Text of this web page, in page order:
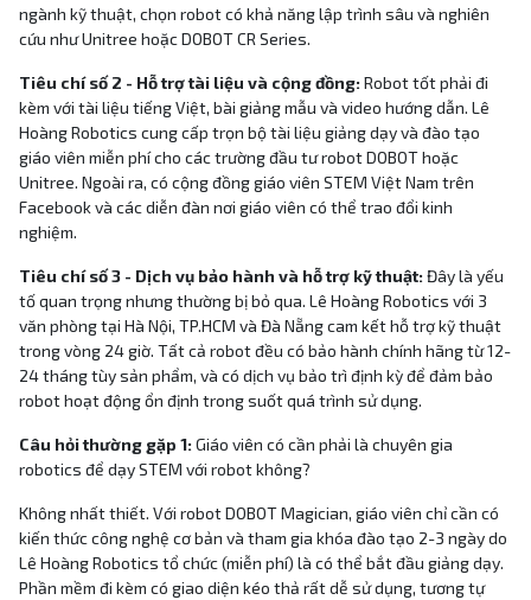
ngành kỹ thuật, chọn robot có khả năng lập trình sâu và nghiên
cứu như Unitree hoặc DOBOT CR Series.
Tiêu chí số 2 - Hỗ trợ tài liệu và cộng đồng: Robot tốt phải đi
kèm với tài liệu tiếng Việt, bài giảng mẫu và video hướng dẫn. Lê
Hoàng Robotics cung cấp trọn bộ tài liệu giảng dạy và đào tạo
giáo viên miễn phí cho các trường đầu tư robot DOBOT hoặc
Unitree. Ngoài ra, có cộng đồng giáo viên STEM Việt Nam trên
Facebook và các diễn đàn nơi giáo viên có thể trao đổi kinh
nghiệm.
Tiêu chí số 3 - Dịch vụ bảo hành và hỗ trợ kỹ thuật: Đây là yếu
tố quan trọng nhưng thường bị bỏ qua. Lê Hoàng Robotics với 3
văn phòng tại Hà Nội, TP.HCM và Đà Nẵng cam kết hỗ trợ kỹ thuật
trong vòng 24 giờ. Tất cả robot đều có bảo hành chính hãng từ 12-
24 tháng tùy sản phẩm, và có dịch vụ bảo trì định kỳ để đảm bảo
robot hoạt động ổn định trong suốt quá trình sử dụng.
Câu hỏi thường gặp 1: Giáo viên có cần phải là chuyên gia
robotics để dạy STEM với robot không?
Không nhất thiết. Với robot DOBOT Magician, giáo viên chỉ cần có
kiến thức công nghệ cơ bản và tham gia khóa đào tạo 2-3 ngày do
Lê Hoàng Robotics tổ chức (miễn phí) là có thể bắt đầu giảng dạy.
Phần mềm đi kèm có giao diện kéo thả rất dễ sử dụng, tương tự